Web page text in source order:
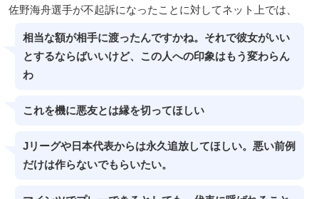
佐野海舟選手が不起訴になったことに対してネット上では、
相当な額が相手に渡ったんですかね。それで彼女がいい
とするならばいいけど、この人への印象はもう変わらん
わ
これを機に悪友とは縁を切ってほしい
Jリーグや日本代表からは永久追放してほしい。悪い前例
だけは作らないでもらいたい。